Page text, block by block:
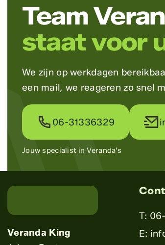
Team
staat voor
We zijn op werkdagen
een mail, we reageren zo snel
06-31336329
Jouw specialist in Veranda's
Veranda King
T:
E: